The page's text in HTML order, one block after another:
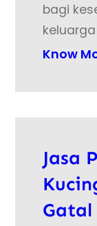
bagi
Know
Jasa